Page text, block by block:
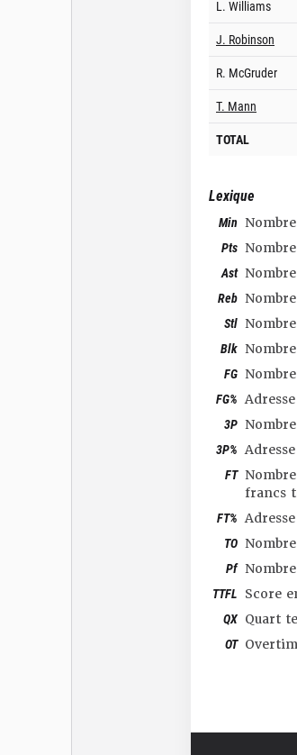
L. Williams
J. Robinson
R. McGruder
T. Mann
TOTAL
Lexique
Min
Pts
Ast
Reb
Stl
Blk
FG
FG%
3P
3P%
FT
francs
FT%
TO
Pf
TTFL Score
QX Quart
OT